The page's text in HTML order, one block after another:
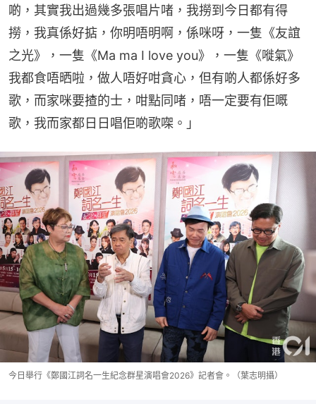
啲，其實我出過幾多張唱片啫，我撈到今日都有得
撈，我真係好掂，你明唔明啊，係咪呀，一隻《友誼
之光》，一隻《Ma ma I love you》，一隻《嘥氣》
我都食唔晒啦，做人唔好咁貪心，但有啲人都係好多
歌，而家咪要揸的士，咁點同啫，唔一定要有佢嘅
歌，我而家都日日唱佢啲歌㗎。」
今日舉行《鄭國江詞名一生紀念群星演唱會2026》記者會。（葉志明攝）